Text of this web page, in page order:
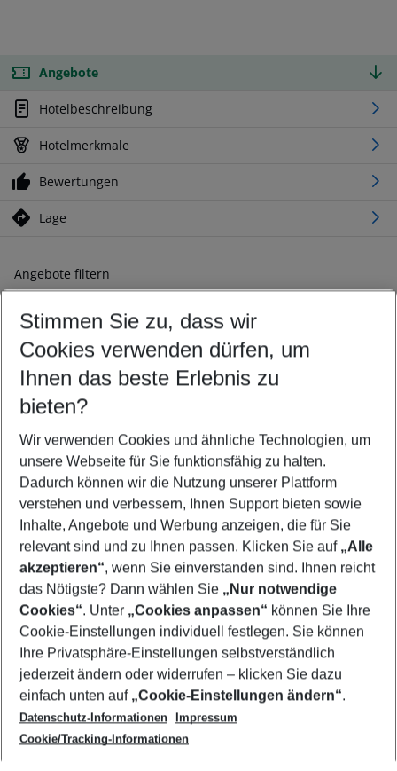
Angebote
Hotelbeschreibung
Hotelmerkmale
Bewertungen
Lage
Angebote filtern
Ändern Sie Ihre Kriterien nach Ihren Wünschen
Abflughafen wählen
Beliebiger Abflughafen
Reisezeitraum wählen
08.08.26– 06.08.27 5-8 Nächte
2 Erwachsene Keine Kinder
Mehr Filter anzeigen
Footer
Footer navigation
Über uns
AGB
Cookie-Einstellungen ändern
Cookie-Richtlinie
Datenschutz
Service & Hilfe
Barrierefreies Reisen
Check-in
Folgen Sie uns
Stimmen Sie zu, dass wir
Cookies verwenden dürfen, um
Ihnen das beste Erlebnis zu
bieten?
Wir verwenden Cookies und ähnliche Technologien, um
unsere Webseite für Sie funktionsfähig zu halten.
Dadurch können wir die Nutzung unserer Plattform
verstehen und verbessern, Ihnen Support bieten sowie
Inhalte, Angebote und Werbung anzeigen, die für Sie
relevant sind und zu Ihnen passen. Klicken Sie auf „Alle
akzeptieren“, wenn Sie einverstanden sind. Ihnen reicht
das Nötigste? Dann wählen Sie „Nur notwendige
Cookies“. Unter „Cookies anpassen“ können Sie Ihre
Cookie-Einstellungen individuell festlegen. Sie können
Ihre Privatsphäre-Einstellungen selbstverständlich
jederzeit ändern oder widerrufen – klicken Sie dazu
einfach unten auf „Cookie-Einstellungen ändern“.
Datenschutz-Informationen
Impressum
Cookie/Tracking-Informationen